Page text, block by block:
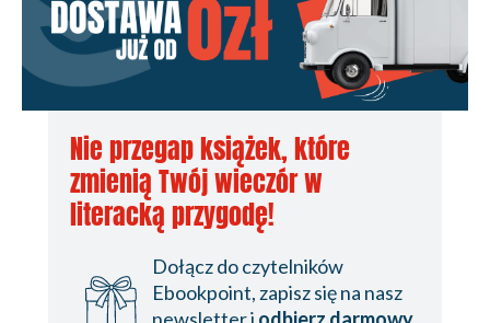
Nie przegap książek, które
zmienią Twój wieczór w
literacką przygodę!
Dołącz do czytelników
Ebookpoint, zapisz się na nasz